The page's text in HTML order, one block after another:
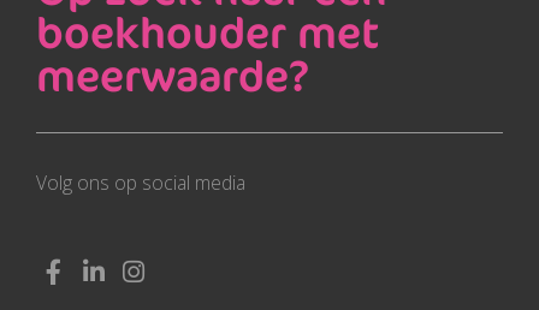
boekhouder met
meerwaarde?
Volg ons op social media
F
a
L
i
I
n